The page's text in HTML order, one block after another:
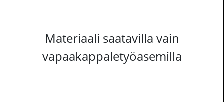
Materiaali saatavilla vain
vapaakappaletyöasemilla